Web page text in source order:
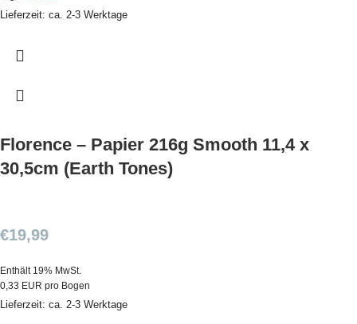
Lieferzeit: ca. 2-3 Werktage
Florence – Papier 216g Smooth 11,4 x
30,5cm (Earth Tones)
€19,99
Enthält 19% MwSt.
0,33 EUR pro Bogen
Lieferzeit: ca. 2-3 Werktage